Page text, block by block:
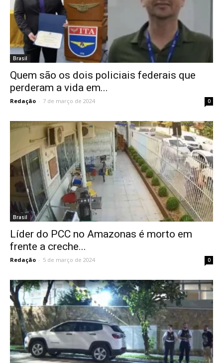
Brasil
Quem são os dois policiais federais que
perderam a vida em...
Redação - 7 de março de 2024 0
Brasil
Líder do PCC no Amazonas é morto em
frente a creche...
Redação - 5 de março de 2024 0